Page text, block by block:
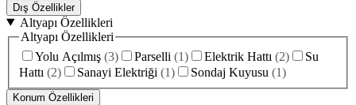
Dış Özellikler
Altyapı Özellikleri
Altyapı Özellikleri
Yolu Açılmış (3) Parselli (1) Elektrik Hattı (2)
Su
Hattı (2) Sanayi Elektriği (1) Sondaj Kuyusu (1)
Konum Özellikleri